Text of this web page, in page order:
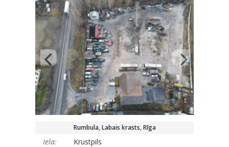
Rumbula, Labais krasts, Rīga
Iela:
Krustpils